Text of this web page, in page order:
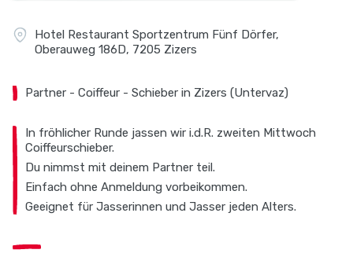
Hotel Restaurant Sportzentrum Fünf Dörfer,
Oberauweg 186D, 7205 Zizers
Partner - Coiffeur - Schieber in Zizers (Untervaz)
In fröhlicher Runde jassen wir i.d.R. zweiten Mittwoch
Coiffeurschieber.
Du nimmst mit deinem Partner teil.
Einfach ohne Anmeldung vorbeikommen.
Geeignet für Jasserinnen und Jasser jeden Alters.